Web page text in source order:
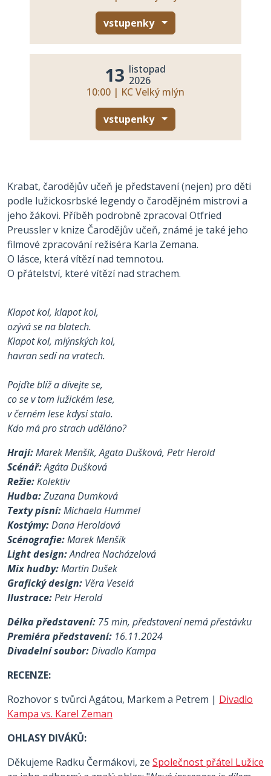
vstupenky
13 listopad
2026
10:00 | KC Velký mlýn
vstupenky
Krabat, čarodějův učeň je představení (nejen) pro děti
podle lužickosrbské legendy o čarodějném mistrovi a
jeho žákovi. Příběh podrobně zpracoval Otfried
Preussler v knize Čarodějův učeň, známé je také jeho
filmové zpracování režiséra Karla Zemana.
O lásce, která vítězí nad temnotou.
O přátelství, které vítězí nad strachem.
Klapot kol, klapot kol,
ozývá se na blatech.
Klapot kol, mlýnských kol,
havran sedí na vratech.
Pojďte blíž a dívejte se,
co se v tom lužickém lese,
v černém lese kdysi stalo.
Kdo má pro strach uděláno?
Hrají:Marek Menšík, Agata Dušková, Petr Herold
Scénář:Agáta Dušková
Režie:Kolektiv
Hudba:Zuzana Dumková
Texty písní:Michaela Hummel
Kostýmy:Dana Heroldová
Scénografie:Marek Menšík
Light design:Andrea Nacházelová
Mix hudby:Martin Dušek
Grafický design: Věra Veselá
Ilustrace:Petr Herold
Délka představení: 75 min, představení nemá přestávku
Premiéra představení: 16.11.2024
Divadelní soubor:Divadlo Kampa
RECENZE:
Rozhovor s tvůrci Agátou, Markem a Petrem | Divadlo
Kampa vs. Karel Zeman
OHLASY DIVÁKŮ:
Děkujeme Radku Čermákovi, ze Společnost přátel Lužice